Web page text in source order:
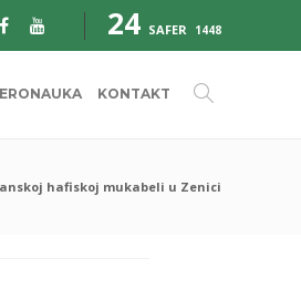
24 SAFER 1448
KONTAKT
hafiskoj mukabeli u Zenici